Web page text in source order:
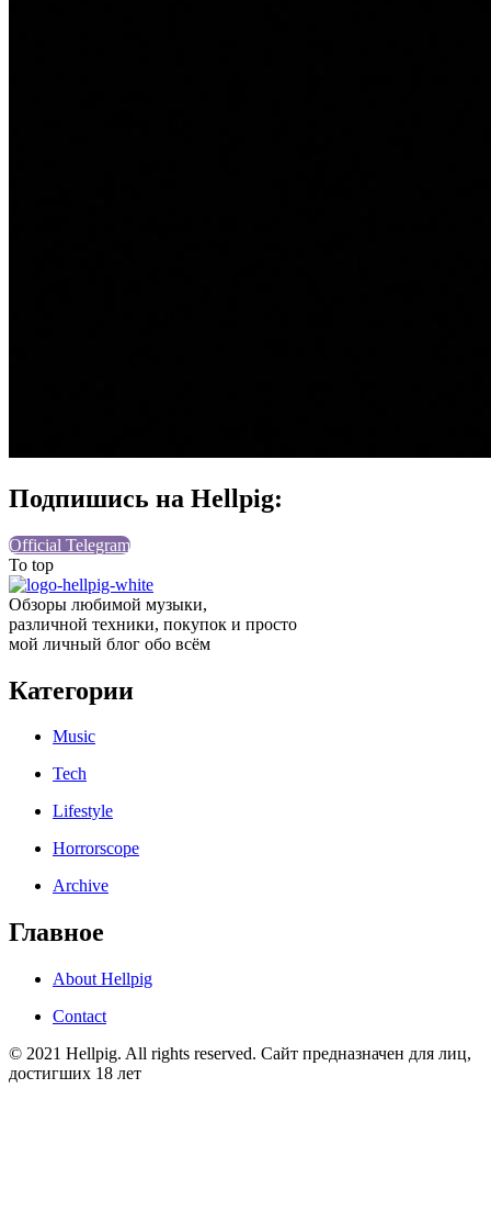
Подпишись на Hellpig:
Official Telegram
To top
Обзоры любимой музыки,
различной техники, покупок и просто
мой личный блог обо всём
Категории
Music
Tech
Lifestyle
Horrorscope
Archive
Главное
About Hellpig
Contact
© 2021 Hellpig. All rights reserved. Сайт предназначен для лиц,
достигших 18 лет